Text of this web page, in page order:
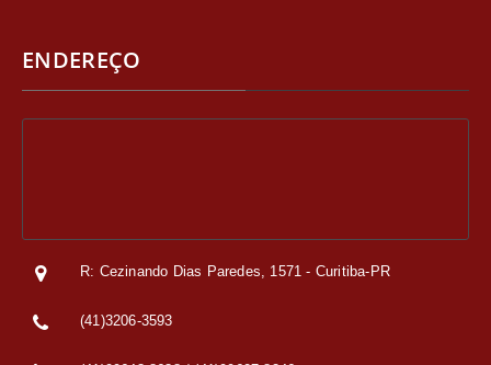
ENDEREÇO
R: Cezinando Dias Paredes, 1571 - Curitiba-PR
(41)3206-3593